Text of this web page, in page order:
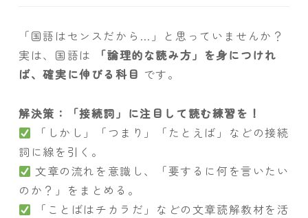
「国語はセンスだから…」と思っていませんか？
実は、国語は
「論理的な読み方」を身につけれ
ば、確実に伸びる科目 です。
解決策：「接続詞」に注目して読む練習を！
「しかし」「つまり」「たとえば」などの接続
詞に線を引く。
文章の流れを意識し、「要するに何を言いたい
のか？」をまとめる。
「ことばはチカラだ」などの文章読解教材を活